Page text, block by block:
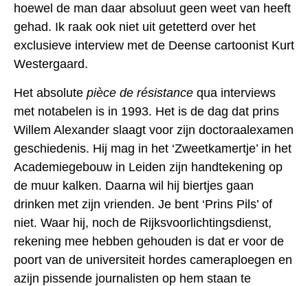
hoewel de man daar absoluut geen weet van heeft
gehad. Ik raak ook niet uit getetterd over het
exclusieve interview met de Deense cartoonist Kurt
Westergaard.
Het absolute pièce de résistance qua interviews
met notabelen is in 1993. Het is de dag dat prins
Willem Alexander slaagt voor zijn doctoraalexamen
geschiedenis. Hij mag in het ‘Zweetkamertje’ in het
Academiegebouw in Leiden zijn handtekening op
de muur kalken. Daarna wil hij biertjes gaan
drinken met zijn vrienden. Je bent ‘Prins Pils’ of
niet. Waar hij, noch de Rijksvoorlichtingsdienst,
rekening mee hebben gehouden is dat er voor de
poort van de universiteit hordes cameraploegen en
azijn pissende journalisten op hem staan te